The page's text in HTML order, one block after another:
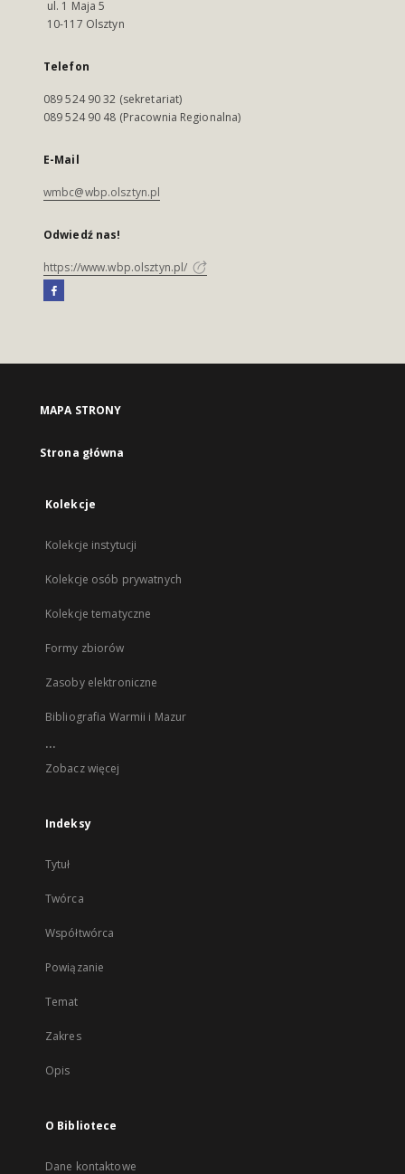
ul. 1 Maja 5
10-117 Olsztyn
Telefon
089 524 90 32 (sekretariat)
089 524 90 48 (Pracownia Regionalna)
E-Mail
wmbc@wbp.olsztyn.pl
Odwiedź nas!
https://www.wbp.olsztyn.pl/
MAPA STRONY
Strona główna
Kolekcje
Kolekcje instytucji
Kolekcje osób prywatnych
Kolekcje tematyczne
Formy zbiorów
Zasoby elektroniczne
Bibliografia Warmii i Mazur
...
Zobacz więcej
Indeksy
Tytuł
Twórca
Współtwórca
Powiązanie
Temat
Zakres
Opis
O Bibliotece
Dane kontaktowe